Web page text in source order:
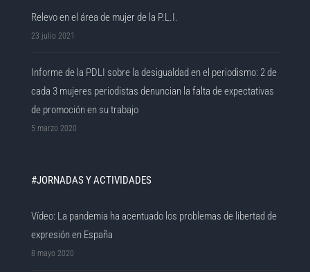
Relevo en el área de mujer de la P.L.I.
23 julio 2021
Informe de la PDLI sobre la desigualdad en el periodismo: 2 de
cada 3 mujeres periodistas denuncian la falta de expectativas
de promoción en su trabajo
5 marzo 2020
#JORNADAS Y ACTIVIDADES
Vídeo: La pandemia ha acentuado los problemas de libertad de
expresión en España
8 mayo 2020